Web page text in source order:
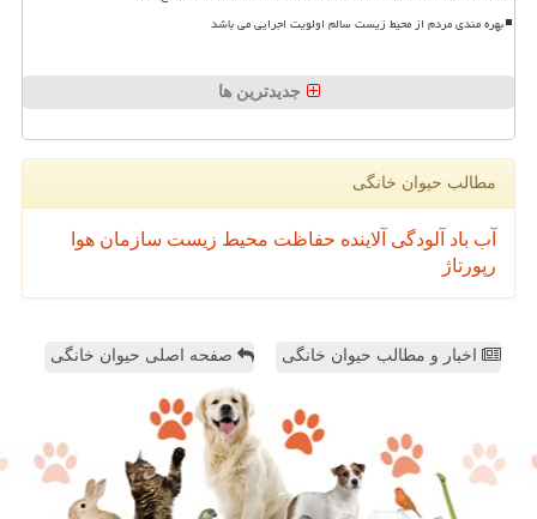
بهره مندی مردم از محیط زیست سالم اولویت اجرایی می باشد
جدیدترین ها
مطالب حیوان خانگی
آب باد آلودگی آلاینده حفاظت محیط زیست سازمان هوا
رپورتاژ
اخبار و مطالب حیوان خانگی صفحه اصلی حیوان خانگی